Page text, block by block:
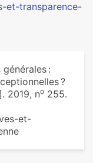
et-transparence-
:
?
2019, no 255.
et-